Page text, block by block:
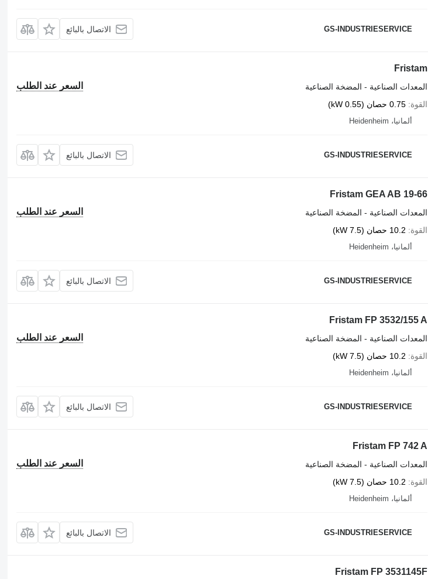
GS-INDUSTRIESERVICE الاتصال بالبائع
Fristam
السعر عند الطلب
المعدات الصناعية - المضخة الصناعية
القوة 0.75 حصان (0.55 kW)
ألمانيا، Heidenheim
GS-INDUSTRIESERVICE الاتصال بالبائع
Fristam GEA AB 19-66
السعر عند الطلب
المعدات الصناعية - المضخة الصناعية
القوة
10.2 حصان (7.5 kW)
ألمانيا، Heidenheim
GS-INDUSTRIESERVICE الاتصال بالبائع
Fristam FP 3532/155 A
السعر عند الطلب
المعدات الصناعية - المضخة الصناعية
القوة
10.2 حصان (7.5 kW)
ألمانيا، Heidenheim
GS-INDUSTRIESERVICE الاتصال بالبائع
Fristam FP 742 A
السعر عند الطلب
المعدات الصناعية - المضخة الصناعية
القوة
10.2 حصان (7.5 kW)
ألمانيا، Heidenheim
GS-INDUSTRIESERVICE الاتصال بالبائع
Fristam FP 3531145F